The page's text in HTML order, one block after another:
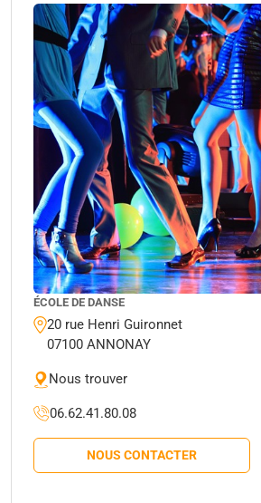
ÉCOLE DE DANSE
20 rue Henri Guironnet
07100 ANNONAY
Nous trouver
06.62.41.80.08
NOUS CONTACTER